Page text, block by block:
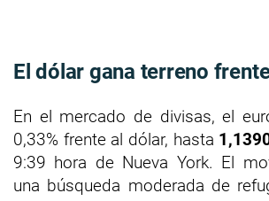
El dólar gana terreno
En el mercado de divisas, el
0,33% frente al dólar, hasta
9:39 hora de Nueva York. El
una búsqueda moderada de